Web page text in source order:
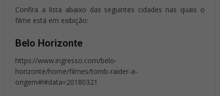
Confira a lista abaixo das seguintes cidades nas quais o
filme está em exibição:
Belo Horizonte
https://www.ingresso.com/belo-
horizonte/home/filmes/tomb-raider-a-
origem#!#data=20180321